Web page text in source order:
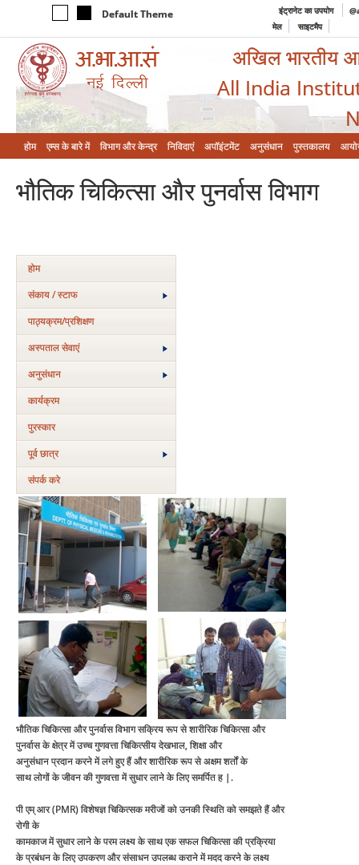
Default Theme इंट्रानेट का उपयोग
मेल
साइटमैप
अखिल भारतीय
All India
होम एम्‍स के बारे में विभाग और केन्‍द्र निविदाएं अपॉइंटमेंट अनुसंधान पुस्तकालय
भौतिक चिकित्सा और पुनर्वास विभाग
होम
संकाय / स्टाफ
पाठ्यक्रम/प्रशिक्षण
अस्‍पताल सेवाएं
अनुसंधान
कार्यक्रम
पुरस्‍कार
पूर्व छात्र
संपर्क करे
भौतिक चिकित्सा और पुनर्वास विभाग सक्रिय रूप से शारीरिक चिकित्सा और
पुनर्वास के क्षेत्र में उच्च गुणवत्ता चिकित्सीय देखभाल, शिक्षा और
अनुसंधान प्रदान करने में लगे हुए हैं और शारीरिक रूप से अक्षम शर्तों के
साथ लोगों के जीवन की गुणवत्ता में सुधार लाने के लिए समर्पित ह |.
पी एम् आर (PMR) विशेषज्ञ चिकित्सक मरीजों को उनकी स्थिति को समझते हैं और
रोगी के
कामकाज में सुधार लाने के परम लक्ष्य के साथ एक सफल चिकित्सा की प्रक्रिया
के प्रबंधन के लिए उपकरण और संसाधन उपलब्ध कराने में मदद करने के लक्ष्य